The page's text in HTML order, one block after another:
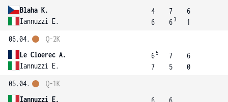
Blaha K.
Iannuzzi E.
4
6
7
6 3
6
1
06.04.
Le Cloerec A.
Iannuzzi E.
Q-2K
6 5
7
7
5
6
0
05.04.
Iannuzzi E.
Q-1K
6
6